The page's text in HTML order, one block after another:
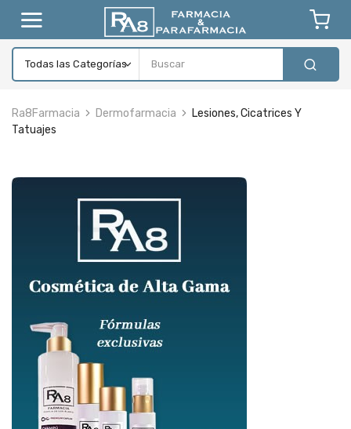
Ra8Farmacia Dermofarmacia
Lesiones, Cicatrices Y
Tatuajes